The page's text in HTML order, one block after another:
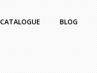
CATALOGUE BLOG